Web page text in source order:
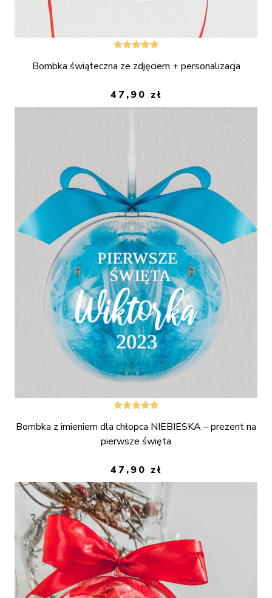
5.00na 5
Bombka świąteczna ze zdjęciem + personalizacja
47,90 zł
5.00na 5
Bombka z imieniem dla chłopca NIEBIESKA – prezent na
pierwsze święta
47,90 zł